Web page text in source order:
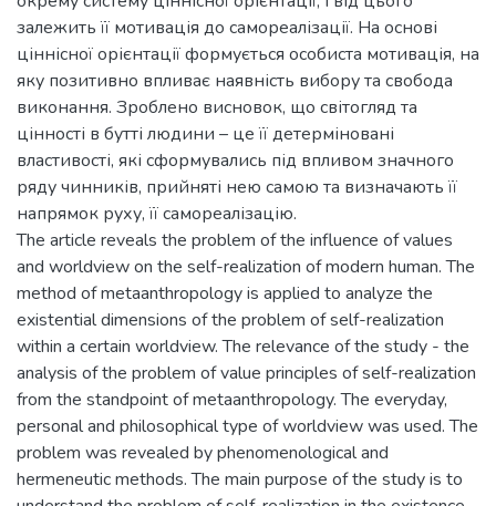
залежить її мотивація до самореалізації. На основі
ціннісної орієнтації формується особиста мотивація, на
яку позитивно впливає наявність вибору та свобода
виконання. Зроблено висновок, що світогляд та
цінності в бутті людини – це її детерміновані
властивості, які сформувались під впливом значного
ряду чинників, прийняті нею самою та визначають її
напрямок руху, її самореалізацію.
The article reveals the problem of the influence of values
and worldview on the self-realization of modern human. The
method of metaanthropology is applied to analyze the
existential dimensions of the problem of self-realization
within a certain worldview. The relevance of the study - the
analysis of the problem of value principles of self-realization
from the standpoint of metaanthropology. The everyday,
personal and philosophical type of worldview was used. The
problem was revealed by phenomenological and
hermeneutic methods. The main purpose of the study is to